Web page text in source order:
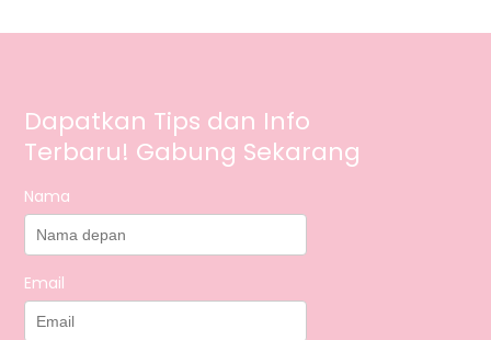
Dapatkan Tips dan Info
Terbaru! Gabung Sekarang
Nama
Email